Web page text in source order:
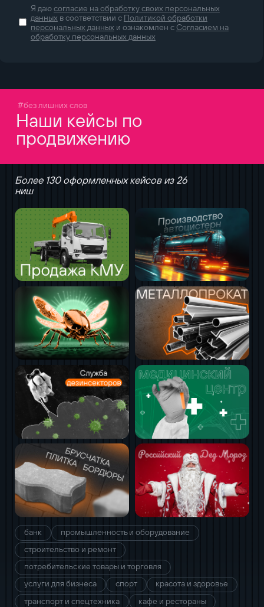
Я даюсогласие на обработку своих персональных
данных в соответствии с Политикой обработки
персональных данных и ознакомлен с Согласием на
обработку персональных данных
#без лишних слов
Наши кейсы по
продвижению
Более 130 оформленных кейсов из 26
ниш
банк
промышленность и оборудование
строительство и ремонт
потребительские товары и торговля
услуги для бизнеса
спорт
красота и здоровье
транспорт и спецтехника
кафе и рестораны